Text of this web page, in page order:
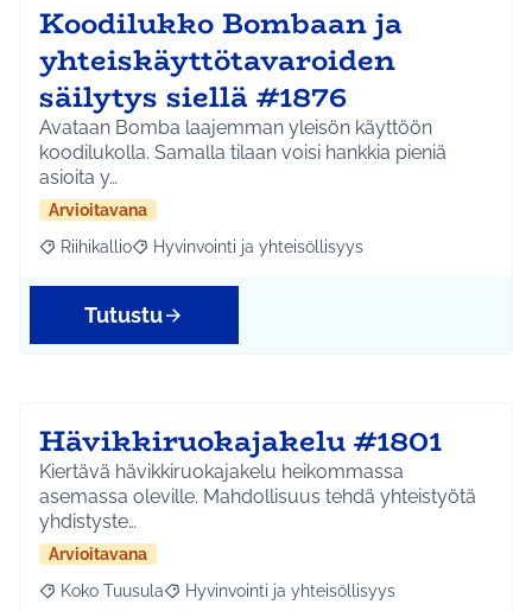
Koodilukko Bombaan ja
yhteiskäyttötavaroiden
säilytys siellä #1876
Avataan Bomba laajemman yleisön käyttöön
koodilukolla. Samalla tilaan voisi hankkia pieniä
asioita y…
Arvioitavana
Rajaa tulokset aihepiirin mukaan: Riihikallio
Riihikallio Rajaa tulokset teeman mukaan: Hyvinvointi ja
Hyvinvointi ja yhteisöllisyys
Tutustu
Hävikkiruokajakelu #1801
Kiertävä hävikkiruokajakelu heikommassa
asemassa oleville. Mahdollisuus tehdä yhteistyötä
yhdistyste…
Arvioitavana
Rajaa tulokset aihepiirin mukaan: Koko Tuusula
Koko Tuusula Rajaa tulokset teeman mukaan: Hyvinvointi ja
Hyvinvointi ja yhteisöllisyys